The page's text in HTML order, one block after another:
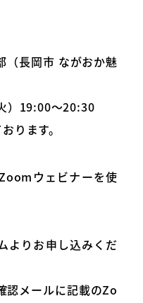
長岡市 ながおか魅
）19:00〜20:30
ります。
ウェビナーを使
よりお申し込みくだ
認メールに記載のZo